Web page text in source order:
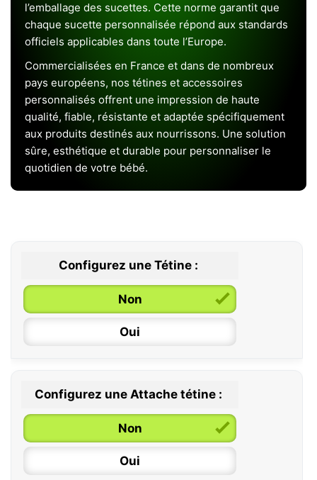
l’emballage des sucettes. Cette norme garantit que
chaque sucette personnalisée répond aux standards
officiels applicables dans toute l’Europe.
Commercialisées en France et dans de nombreux
pays européens, nos tétines et accessoires
personnalisés offrent une impression de haute
qualité, fiable, résistante et adaptée spécifiquement
aux produits destinés aux nourrissons. Une solution
sûre, esthétique et durable pour personnaliser le
quotidien de votre bébé.
Configurez une Tétine :
Non
Oui
0 / 6 mois
6 / 36 mois
Configurez une Attache tétine :
Non
Oui